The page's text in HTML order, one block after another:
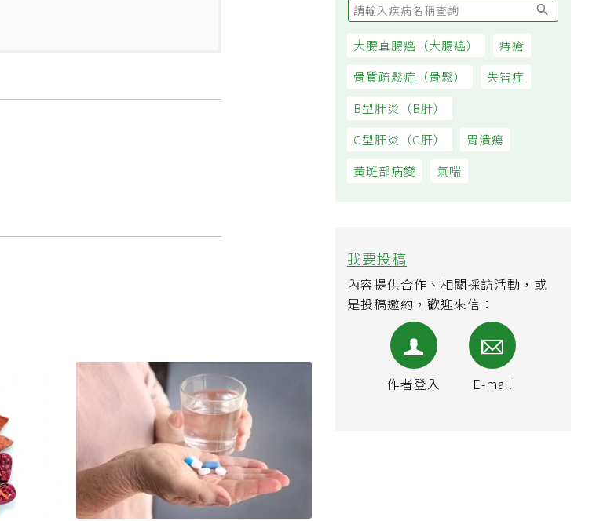
大腸直腸癌（大腸癌）
痔瘡
骨質疏鬆症（骨鬆）
失智症
B型肝炎（B肝）
C型肝炎（C肝）
胃潰瘍
黃斑部病變
氣喘
我要投稿
內容提供合作、相關採訪活動，或
是投稿邀約，歡迎來信：
作者登入 E-mail